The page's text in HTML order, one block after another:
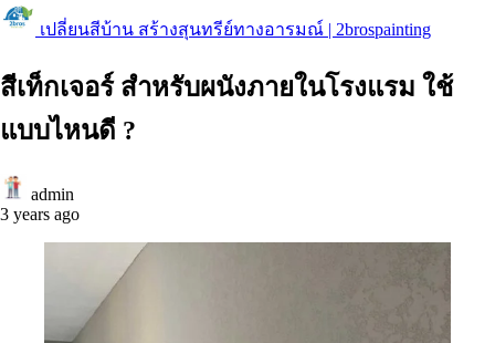
เปลี่ยนสีบ้าน สร้างสุนทรีย์ทางอารมณ์ | 2brospainting
สีเท็กเจอร์ สำหรับผนังภายในโรงแรม ใช้
แบบไหนดี ?
admin
3 years ago